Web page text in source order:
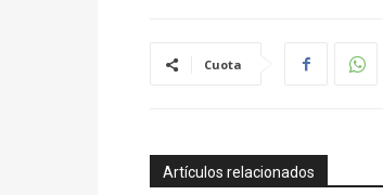
Cuota
Artículos relacionados